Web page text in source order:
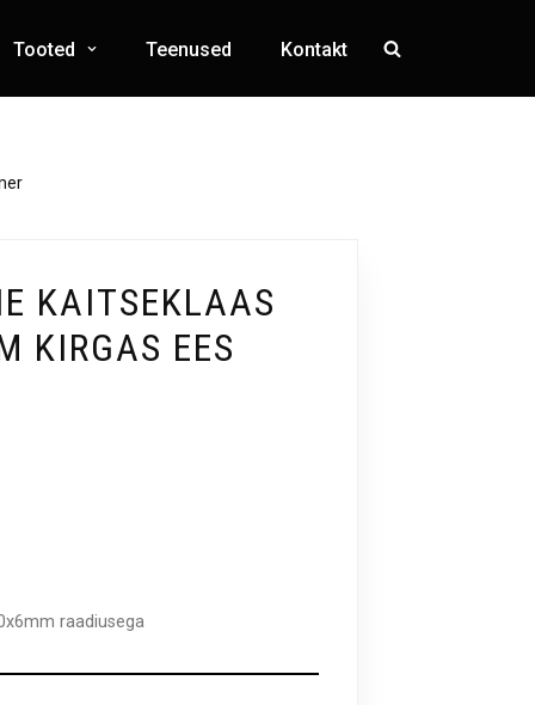
Tooted Teenused Kontakt
KAITSEKLAAS
KIRGAS EES
raadiusega